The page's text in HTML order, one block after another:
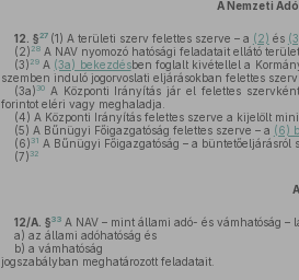
A Nemzeti
12. §27 (1) A területi szerv felettes szerve – a (2) és
(2) 28A NAV nyomozó hatósági feladatait ellátó
(3) 29A (3a) bekezdésben foglalt kivétellel a
szemben induló jogorvoslati eljárásokban felettes
(3a) 30A Központi Irányítás jár el felettes
forintot eléri vagy meghaladja.
(4) A Központi Irányítás felettes szerve a kijelölt
(5) A Bűnügyi Főigazgatóság felettes szerve – a (6)
(6) 31 A Bűnügyi Főigazgatóság – a büntetőeljárásról
(7) 32
12/A. §33 A NAV – mint állami adó- és vámhatóság –
a) az állami adóhatóság és
b) a vámhatóság
jogszabályban meghatározott feladatait.